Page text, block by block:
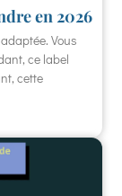
en 2026
Vous
ce label
cette